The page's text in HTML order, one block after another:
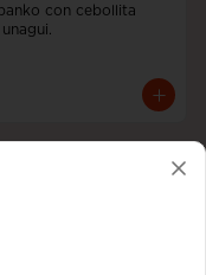
con cebollita